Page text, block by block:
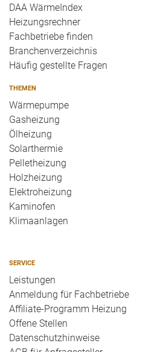
DAA WärmeIndex
Heizungsrechner
Fachbetriebe finden
Branchenverzeichnis
Häufig gestellte Fragen
THEMEN
Wärmepumpe
Gasheizung
Ölheizung
Solarthermie
Pelletheizung
Holzheizung
Elektroheizung
Kaminofen
Klimaanlagen
SERVICE
Leistungen
Anmeldung für Fachbetriebe
Affiliate-Programm Heizung
Offene Stellen
Datenschutzhinweise